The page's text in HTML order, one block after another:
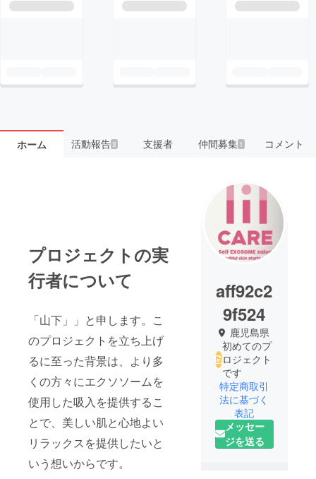
ホーム 活動報告3 支援者 仲間募集 1 コメント
プロジェクトの実
行者について
「山下」」と申します。こ
のプロジェクトを立ち上げ
るに至った背景は、より多
くの方々にエクソソームを
使用した吸入を提供するこ
とで、美しい肌と心地よい
リラックスを提供したいと
いう想いからです。
aff92c2
9f524
鹿児島県
初めてのプ
ロジェクト
です
特定商取引
法に基づく
表記
メッセー
ジを送る